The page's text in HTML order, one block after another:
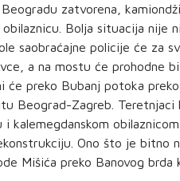
zatvorena,
Bolja situacija nije
saobraćajne policije će za
a na mostu će prohodne
će preko Bubanj potoka
Beograd-Zagreb. Teretnjaci
kalemegdanskom
Ono što je bitno
Mišića preko Banovog brda